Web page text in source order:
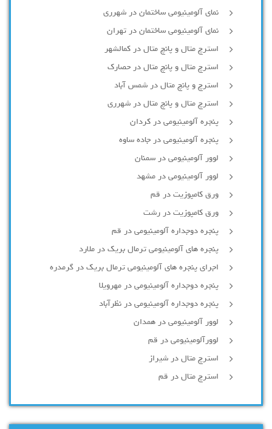
نمای آلومینیومی ساختمان در شهرری
نمای آلومینیومی ساختمان در تهران
استرچ متال و پانچ متال در کمالشهر
استرچ متال و پانچ متال در حصارك
استرچ و پانچ متال در شمس آباد
استرچ متال و پانچ متال در شهرری
پنجره آلومینیومی در کردان
پنجره آلومینیومی در جاده ساوه
لوور آلومینیومی در سمنان
لوور آلومینیومی در مشهد
ورق کامپوزیت در قم
ورق کامپوزیت در رشت
پنجره دوجداره آلومينيومی در قم
پنجره های آلومینیومی ترمال بریک در ملارد
اجرای پنجره های آلومینیومی ترمال بریک در گرمدره
پنجره دوجداره آلومینیومی در مهرویلا
پنجره دوجداره آلومینیومی در نظرآباد
لوور آلومینیومی در همدان
لوورآلومینیومی در قم
استرچ متال در شیراز
استرچ متال در قم